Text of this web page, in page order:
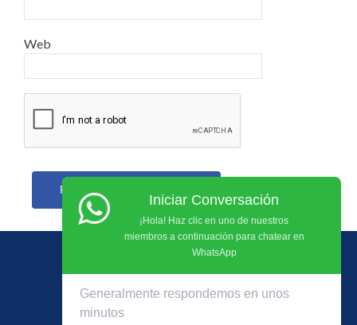
Web
Iniciar Conversación
¡Hola! Haz clic en uno de nuestros
miembros a continuación para chatear en
WhatsApp
Generalmente respondemos en unos
minutos